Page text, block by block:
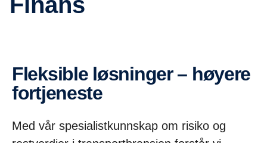
Fleksible løsninger – høyere
fortjeneste
Med vår spesialistkunnskap om risiko og